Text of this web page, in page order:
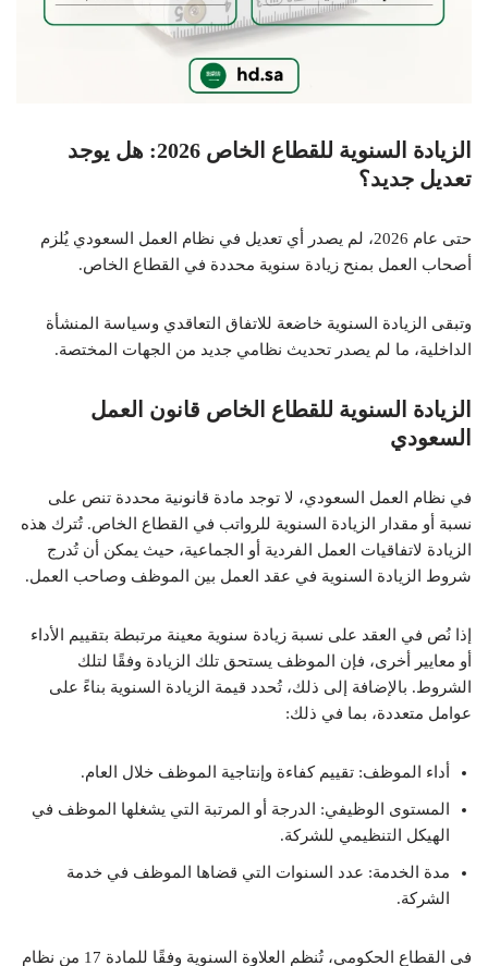
الزيادة السنوية للقطاع الخاص 2026: هل يوجد
تعديل جديد؟
حتى عام 2026، لم يصدر أي تعديل في نظام العمل السعودي يُلزم
أصحاب العمل بمنح زيادة سنوية محددة في القطاع الخاص.
وتبقى الزيادة السنوية خاضعة للاتفاق التعاقدي وسياسة المنشأة
الداخلية، ما لم يصدر تحديث نظامي جديد من الجهات المختصة.
الزيادة السنوية للقطاع الخاص قانون العمل
السعودي
في نظام العمل السعودي، لا توجد مادة قانونية محددة تنص على
نسبة أو مقدار الزيادة السنوية للرواتب في القطاع الخاص. تُترك هذه
الزيادة لاتفاقيات العمل الفردية أو الجماعية، حيث يمكن أن تُدرج
شروط الزيادة السنوية في عقد العمل بين الموظف وصاحب العمل.
إذا نُص في العقد على نسبة زيادة سنوية معينة مرتبطة بتقييم الأداء
أو معايير أخرى، فإن الموظف يستحق تلك الزيادة وفقًا لتلك
الشروط. بالإضافة إلى ذلك، تُحدد قيمة الزيادة السنوية بناءً على
عوامل متعددة، بما في ذلك:
أداء الموظف: تقييم كفاءة وإنتاجية الموظف خلال العام.
المستوى الوظيفي: الدرجة أو المرتبة التي يشغلها الموظف في
الهيكل التنظيمي للشركة.
مدة الخدمة: عدد السنوات التي قضاها الموظف في خدمة
الشركة.
في القطاع الحكومي، تُنظم العلاوة السنوية وفقًا للمادة 17 من نظام